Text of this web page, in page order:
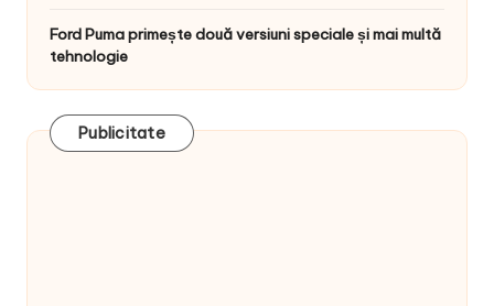
Ford Puma primește două versiuni speciale și mai multă
tehnologie
Publicitate